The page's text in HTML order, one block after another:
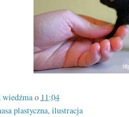
wiedźmao 11:04
plastyczna, ilustracja